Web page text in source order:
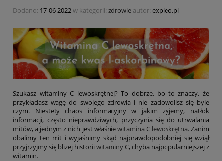
Dodano: 17-06-2022w kategorii: zdrowie autor: expleo.pl
Szukasz witaminy C lewoskrętnej? To dobrze, bo to znaczy, że
przykładasz wagę do swojego zdrowia i nie zadowolisz się byle
czym. Niestety chaos informacyjny w jakim żyjemy, natłok
informacji, często nieprawdziwych, przyczynia się do utrwalania
mitów, a jednym z nich jest właśniewitamina C lewoskrętna. Zanim
obalimy ten mit i wyjaśnimy skąd najprawdopodobniej się wziął
przyjrzyjmy się bliżej historii witaminy C, chyba najpopularniejszej z
witamin.